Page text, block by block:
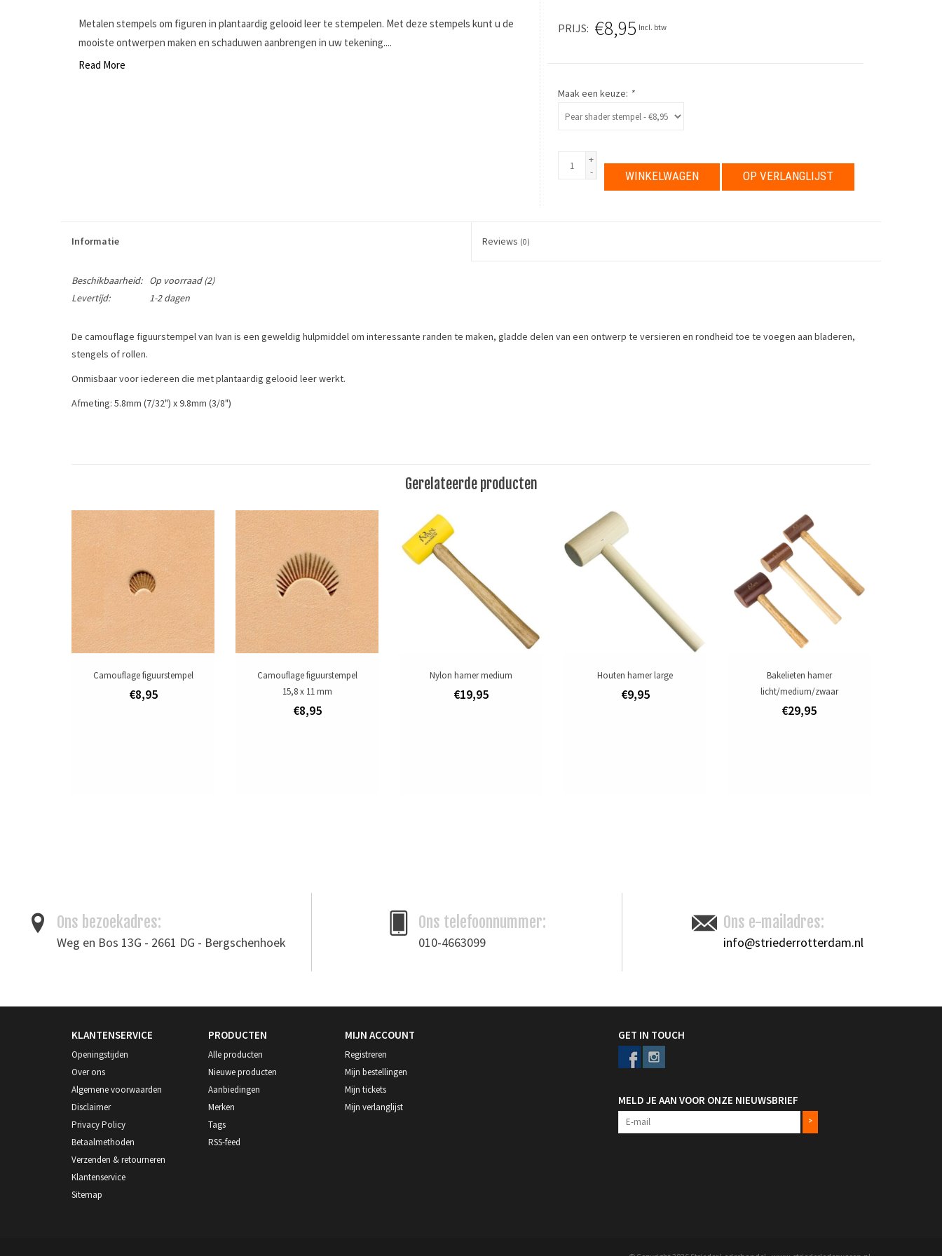
PRIJS €8,95 Incl. btw
Maak een keuze: *
+
-
WINKELWAGEN OP VERLANGLIJST
Metalen stempels om figuren in plantaardig gelooid leer te stempelen. Met deze stempels kunt u de
mooiste ontwerpen maken en schaduwen aanbrengen in uw tekening....
Read More
Informatie Reviews (0)
Beschikbaarheid: Op voorraad(2)
Levertijd:
1-2 dagen
De camouflage figuurstempel van Ivan is een geweldig hulpmiddel om interessante randen te maken, gladde delen van een ontwerp te versieren en rondheid toe te voegen aan bladeren,
stengels of rollen.
Onmisbaar voor iedereen die met plantaardig gelooid leer werkt.
Afmeting: 5.8mm (7/32") x 9.8mm (3/8")
Ivan Leathercraft
Gerelateerde producten
Camouflage figuurstempel
€8,95
Camouflage figuurstempel
15,8 x 11 mm
€8,95
Nylon hamer medium
€19,95
Houten hamer large
€9,95
Bakelieten hamer
licht/medium/zwaar
€29,95
Ons bezoekadres:
Weg en Bos 13G - 2661 DG - Bergschenhoek
Ons telefoonnummer:
010-4663099
Ons e-mailadres:
info@striederrotterdam.nl
KLANTENSERVICE
Openingstijden
Over ons
Algemene voorwaarden
Disclaimer
Privacy Policy
Betaalmethoden
Verzenden & retourneren
Klantenservice
Sitemap
PRODUCTEN
Alle producten
Nieuwe producten
Aanbiedingen
Merken
Tags
RSS-feed
MIJN ACCOUNT
Registreren
Mijn bestellingen
Mijn tickets
Mijn verlanglijst
GET IN TOUCH
MELD JE AAN VOOR ONZE NIEUWSBRIEF
>